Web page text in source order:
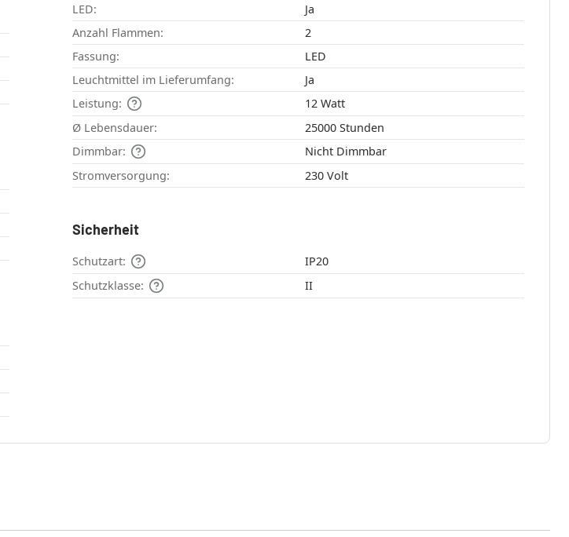
LED:
Ja
Anzahl Flammen:
2
Fassung:
LED
Leuchtmittel im Lieferumfang:
Ja
Leistung:
12 Watt
Ø Lebensdauer:
25000 Stunden
Dimmbar:
Nicht Dimmbar
Stromversorgung:
230 Volt
Sicherheit
Schutzart:
IP20
Schutzklasse:
II